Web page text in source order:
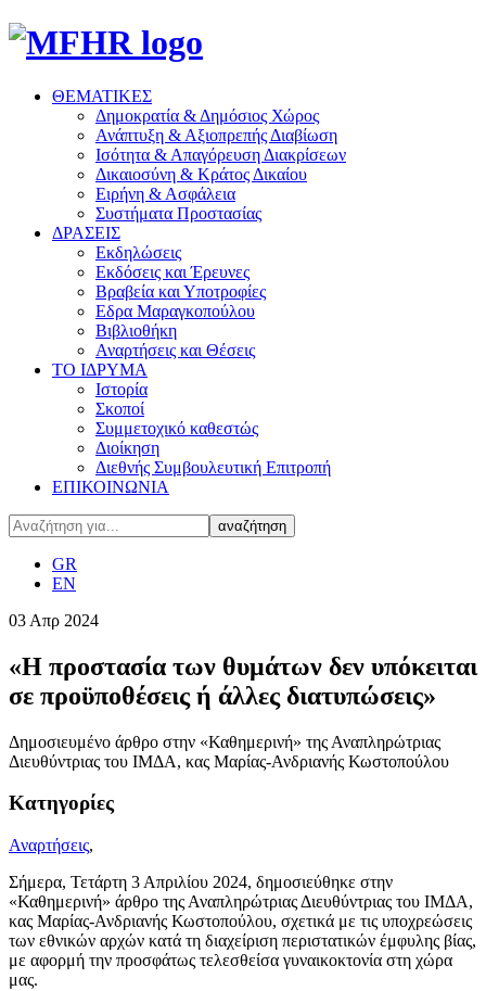
ΘΕΜΑΤΙΚΕΣ
Δημοκρατία & Δημόσιος Χώρος
Ανάπτυξη & Αξιοπρεπής Διαβίωση
Ισότητα & Απαγόρευση Διακρίσεων
Δικαιοσύνη & Κράτος Δικαίου
Ειρήνη & Ασφάλεια
Συστήματα Προστασίας
ΔΡΑΣΕΙΣ
Εκδηλώσεις
Εκδόσεις και Έρευνες
Βραβεία και Υποτροφίες
Εδρα Μαραγκοπούλου
Βιβλιοθήκη
Αναρτήσεις και Θέσεις
ΤΟ ΙΔΡΥΜΑ
Ιστορία
Σκοποί
Συμμετοχικό καθεστώς
Διοίκηση
Διεθνής Συμβουλευτική Επιτροπή
ΕΠΙΚΟΙΝΩΝΙΑ
GR
EN
03 Απρ 2024
«Η προστασία των θυμάτων δεν υπόκειται
σε προϋποθέσεις ή άλλες διατυπώσεις»
Δημοσιευμένο άρθρο στην «Καθημερινή» της Αναπληρώτριας
Διευθύντριας του ΙΜΔΑ, κας Μαρίας-Ανδριανής Κωστοπούλου
Κατηγορίες
Αναρτήσεις,
Σήμερα, Τετάρτη 3 Απριλίου 2024, δημοσιεύθηκε στην
«Καθημερινή» άρθρο της Αναπληρώτριας Διευθύντριας του ΙΜΔΑ,
κας Μαρίας-Ανδριανής Κωστοπούλου, σχετικά με τις υποχρεώσεις
των εθνικών αρχών κατά τη διαχείριση περιστατικών έμφυλης βίας,
με αφορμή την προσφάτως τελεσθείσα γυναικοκτονία στη χώρα
μας.